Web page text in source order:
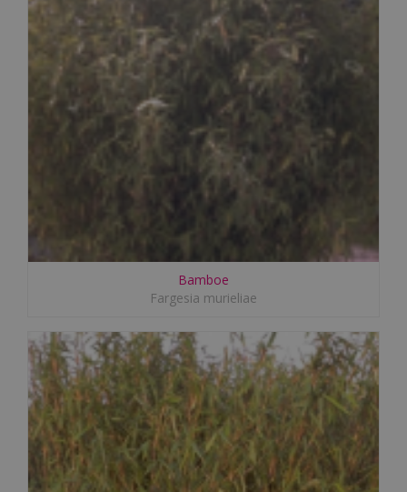
Bamboe
Fargesia murieliae